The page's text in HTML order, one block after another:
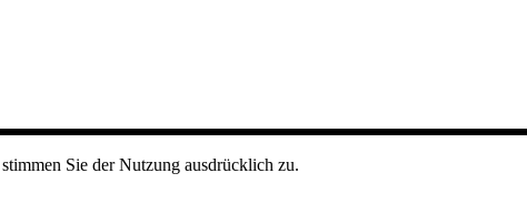
Sie der Nutzung ausdrücklich zu.